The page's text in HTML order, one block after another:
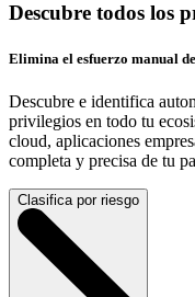
Descubre todos los
Elimina el esfuerzo manual
Descubre e identifica
privilegios en todo tu
cloud, aplicaciones
completa y precisa de tu
Clasifica por riesgo